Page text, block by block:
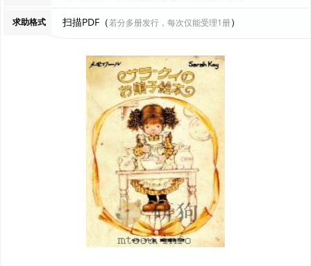
求助格式 扫描PDF（若分多册发行，每次仅能受理1册）